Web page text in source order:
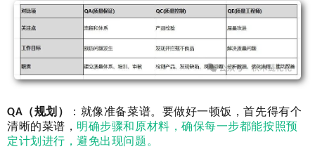
QA（规划）
：就像准备菜谱。要做好一顿饭，首先得有个
清晰的菜谱， 明确步骤和原材料，确保每一步都能按照预
定计划进行，避免出现问题。